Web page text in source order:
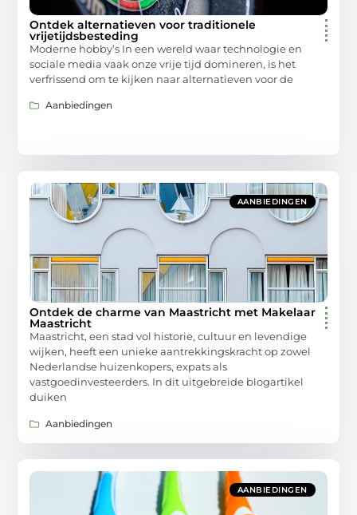
Ontdek alternatieven voor traditionele
vrijetijdsbesteding
Moderne hobby’s In een wereld waar technologie en
sociale media vaak onze vrije tijd domineren, is het
verfrissend om te kijken naar alternatieven voor de
Aanbiedingen
AANBIEDINGEN
Ontdek de charme van Maastricht met Makelaar
Maastricht
Maastricht, een stad vol historie, cultuur en levendige
wijken, heeft een unieke aantrekkingskracht op zowel
Nederlandse huizenkopers, expats als
vastgoedinvesteerders. In dit uitgebreide blogartikel
duiken
Aanbiedingen
AANBIEDINGEN